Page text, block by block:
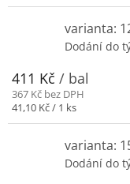
varianta:
Dodání do
411 Kč / bal
367 Kč bez DPH
Měrná
41,10 Kč / 1 ks
varianta:
Dodání do